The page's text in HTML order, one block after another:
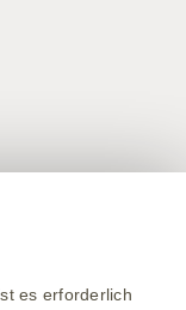
es erforderlich